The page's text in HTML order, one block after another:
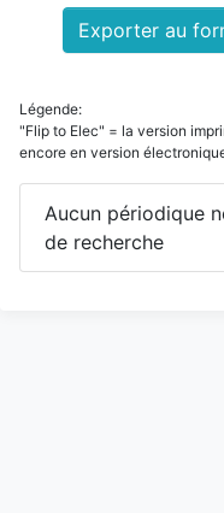
Exporter au
Légende:
"Flip to Elec" = la version
encore en version
Aucun périodique
de recherche